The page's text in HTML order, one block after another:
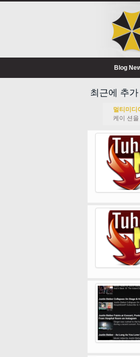
Blog
최근에 추가
멀티미디
케이 션